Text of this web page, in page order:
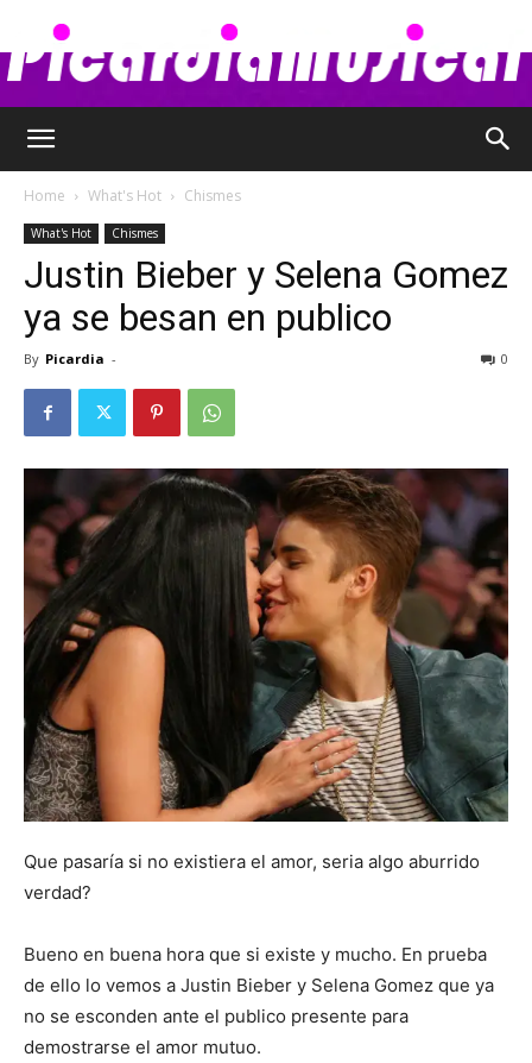
Chismes,
Escandalos,Morbo,
Home What's Hot Chismes
What's Hot Chismes
Justin Bieber y Selena Gomez
ya se besan en publico
By Picardia - 0
Que pasaría si no existiera el amor, seria algo aburrido
verdad?
Bueno en buena hora que si existe y mucho. En prueba
de ello lo vemos a Justin Bieber y Selena Gomez que ya
no se esconden ante el publico presente para
demostrarse el amor mutuo.